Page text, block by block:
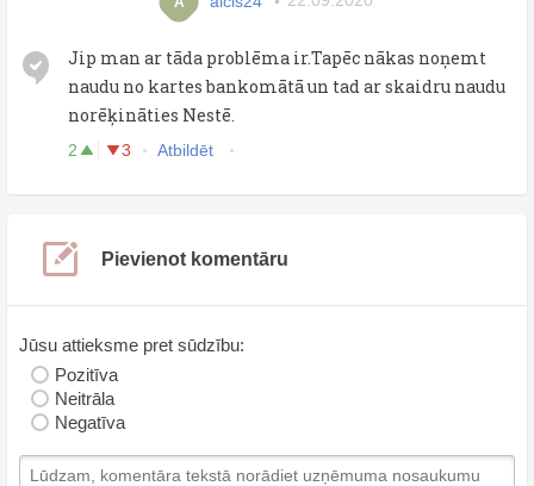
Jip man ar tāda problēma ir.Tapēc nākas noņemt
naudu no kartes bankomātā un tad ar skaidru naudu
norēķināties Nestē.
2 3 Atbildēt
Pievienot komentāru
Jūsu attieksme pret sūdzību:
Pozitīva
Neitrāla
Negatīva